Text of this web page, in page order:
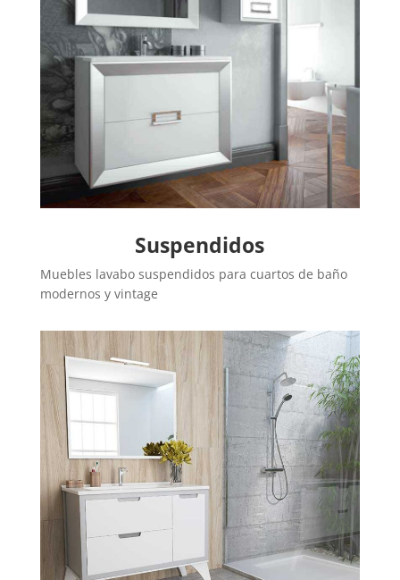
Suspendidos
Muebles lavabo suspendidos para cuartos de baño
modernos y vintage